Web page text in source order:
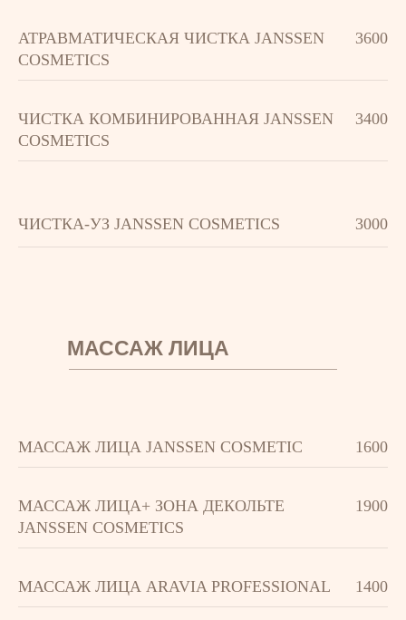
АТРАВМАТИЧЕСКАЯ ЧИСТКА JANSSEN
COSMETICS
3600
ЧИСТКА КОМБИНИРОВАННАЯ JANSSEN
COSMETICS
3400
ЧИСТКА-УЗ JANSSEN COSMETICS 3000
МАССАЖ ЛИЦА
МАССАЖ ЛИЦА JANSSEN COSMETIC 1600
МАССАЖ ЛИЦА+ ЗОНА ДЕКОЛЬТЕ
JANSSEN COSMETICS
1900
МАССАЖ ЛИЦА ARAVIA PROFESSIОNAL 1400